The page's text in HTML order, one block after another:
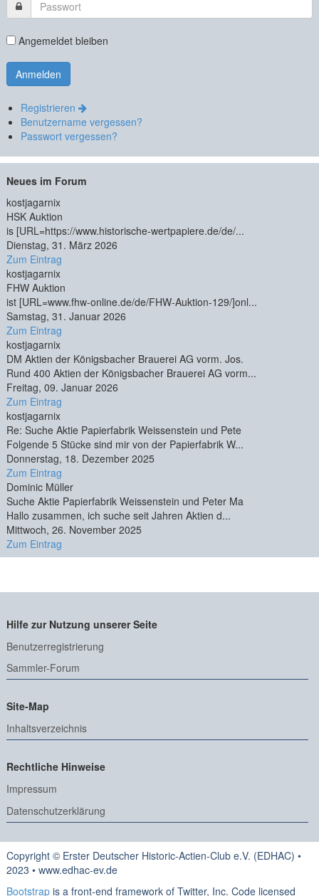
Angemeldet bleiben
Registrieren
Benutzername vergessen?
Passwort vergessen?
Neues im Forum
kostjagarnix
HSK Auktion
is [URL=https://www.historische-wertpapiere.de/de/...
Dienstag, 31. März 2026
Zum Eintrag
kostjagarnix
FHW Auktion
ist [URL=www.fhw-online.de/de/FHW-Auktion-129/]onl...
Samstag, 31. Januar 2026
Zum Eintrag
kostjagarnix
DM Aktien der Königsbacher Brauerei AG vorm. Jos.
Rund 400 Aktien der Königsbacher Brauerei AG vorm...
Freitag, 09. Januar 2026
Zum Eintrag
kostjagarnix
Re: Suche Aktie Papierfabrik Weissenstein und Pete
Folgende 5 Stücke sind mir von der Papierfabrik W...
Donnerstag, 18. Dezember 2025
Zum Eintrag
Dominic Müller
Suche Aktie Papierfabrik Weissenstein und Peter Ma
Hallo zusammen, ich suche seit Jahren Aktien d...
Mittwoch, 26. November 2025
Zum Eintrag
Hilfe zur Nutzung unserer Seite
Benutzerregistrierung
Sammler-Forum
Site-Map
Inhaltsverzeichnis
Rechtliche Hinweise
Impressum
Datenschutzerklärung
Copyright © Erster Deutscher Historic-Actien-Club e.V. (EDHAC) •
2023 • www.edhac-ev.de
Bootstrapis a front-end framework of Twitter, Inc. Code licensed